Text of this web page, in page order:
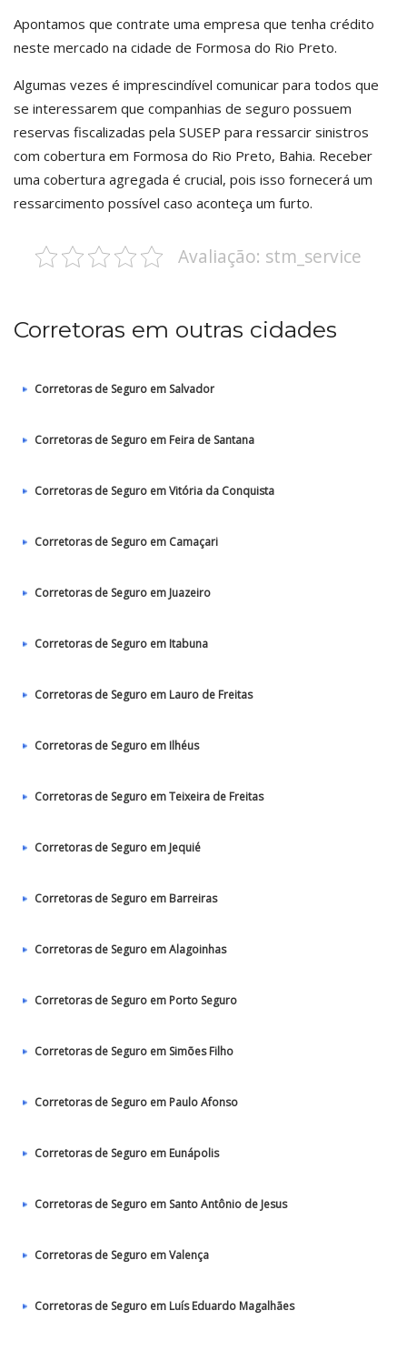
Apontamos que contrate uma empresa que tenha crédito
neste mercado na cidade de Formosa do Rio Preto.
Algumas vezes é imprescindível comunicar para todos que
se interessarem que companhias de seguro possuem
reservas fiscalizadas pela SUSEP para ressarcir sinistros
com cobertura em Formosa do Rio Preto, Bahia. Receber
uma cobertura agregada é crucial, pois isso fornecerá um
ressarcimento possível caso aconteça um furto.
Avaliação: stm_service
Corretoras em outras cidades
Corretoras de Seguro em Salvador
Corretoras de Seguro em Feira de Santana
Corretoras de Seguro em Vitória da Conquista
Corretoras de Seguro em Camaçari
Corretoras de Seguro em Juazeiro
Corretoras de Seguro em Itabuna
Corretoras de Seguro em Lauro de Freitas
Corretoras de Seguro em Ilhéus
Corretoras de Seguro em Teixeira de Freitas
Corretoras de Seguro em Jequié
Corretoras de Seguro em Barreiras
Corretoras de Seguro em Alagoinhas
Corretoras de Seguro em Porto Seguro
Corretoras de Seguro em Simões Filho
Corretoras de Seguro em Paulo Afonso
Corretoras de Seguro em Eunápolis
Corretoras de Seguro em Santo Antônio de Jesus
Corretoras de Seguro em Valença
Corretoras de Seguro em Luís Eduardo Magalhães